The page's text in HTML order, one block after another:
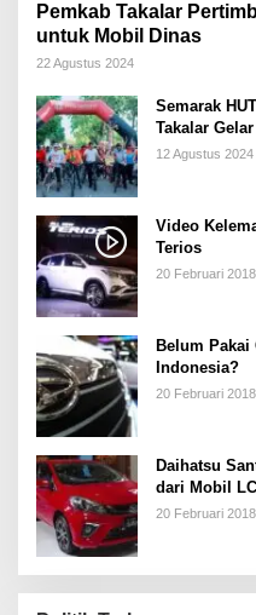
Pemkab Takalar
untuk Mobil Dinas
22 Agustus 2024
Semarak
Takalar
12 Agustus 2024
Video
Terios
20 Februari 2018
Belum Pakai
Indonesia?
20 Februari 2018
Daihatsu
dari Mobil
20 Februari 2018